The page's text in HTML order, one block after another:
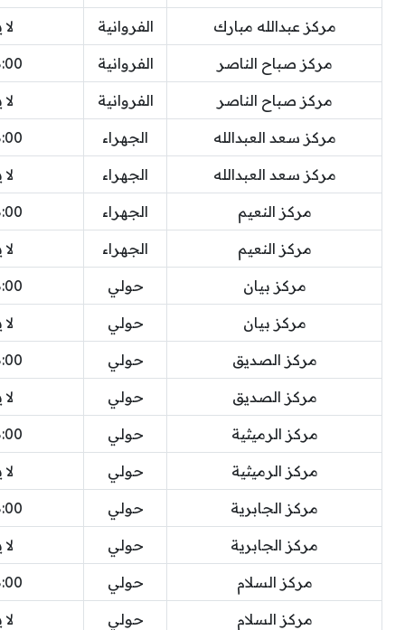
مركز عبدالله مبارك الفروانية
مركز صباح الناصر الفروانية
مركز صباح الناصر الفروانية
مركز سعد العبدالله الجهراء
مركز سعد العبدالله الجهراء
مركز النعيم الجهراء
مركز النعيم الجهراء
مركز بيان حولي
مركز بيان حولي
مركز الصديق حولي
مركز الصديق حولي
مركز الرميثية حولي
مركز الرميثية حولي
مركز الجابرية حولي
مركز الجابرية حولي
مركز السلام حولي
مركز السلام حولي